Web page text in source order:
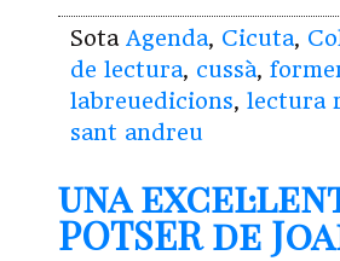
Sota Agenda, Cicuta,
de lectura, cussà,
labreuedicions, lectura
sant andreu
una
POTSER de